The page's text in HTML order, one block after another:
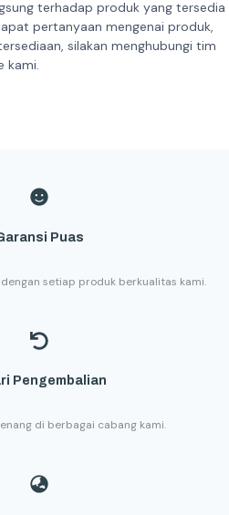
terhadap produk yang tersedia
pertanyaan mengenai produk,
silakan menghubungi tim
kami.
Puas
setiap produk berkualitas kami.
Pengembalian
di berbagai cabang kami.